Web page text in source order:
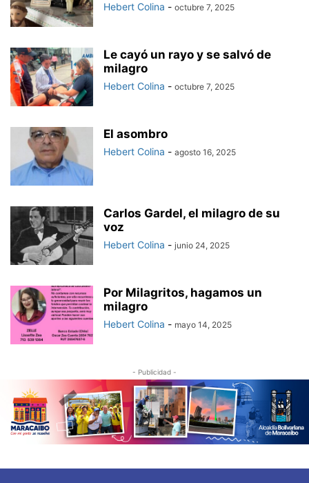
Hebert Colina - octubre 7, 2025
Le cayó un rayo y se salvó de
milagro
Hebert Colina - octubre 7, 2025
El asombro
Hebert Colina - agosto 16, 2025
Carlos Gardel, el milagro de su
voz
Hebert Colina - junio 24, 2025
Por Milagritos, hagamos un
milagro
Hebert Colina - mayo 14, 2025
- Publicidad -